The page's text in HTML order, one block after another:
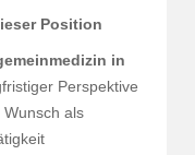
Position
in
Perspektive
Wunsch als